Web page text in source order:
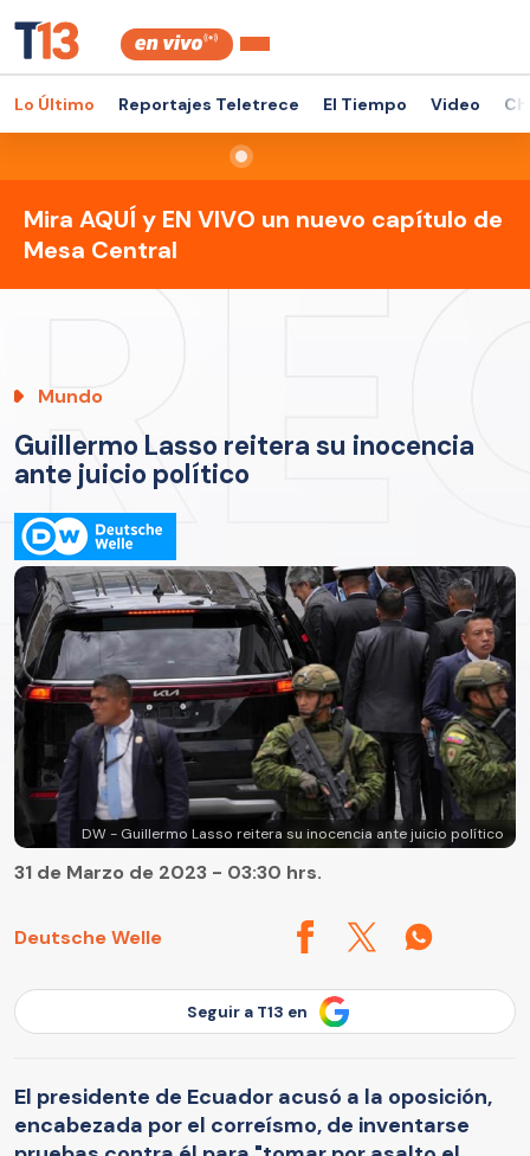
Lo Último Reportajes Teletrece El Tiempo Video
Mira AQUÍ y EN VIVO un nuevo capítulo de
Mesa Central
Mundo
Guillermo Lasso reitera su inocencia
ante juicio político
DW - Guillermo Lasso reitera su inocencia ante juicio político
Deutsche Welle
31 de Marzo de 2023 - 03:30 hrs.
Seguir a T13 en
El presidente de Ecuador acusó a la oposición,
encabezada por el correísmo, de inventarse